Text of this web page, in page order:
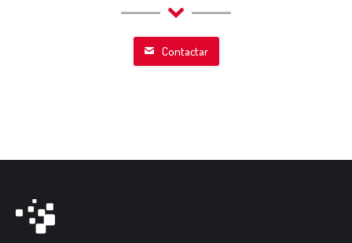
Contactar